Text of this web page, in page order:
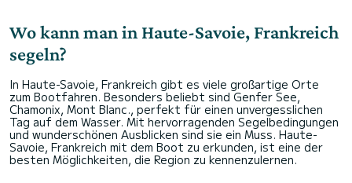
Wo kann man in Haute-Savoie, Frankreich
segeln?
In Haute-Savoie, Frankreich gibt es viele großartige Orte
zum Bootfahren. Besonders beliebt sind Genfer See,
Chamonix, Mont Blanc., perfekt für einen unvergesslichen
Tag auf dem Wasser. Mit hervorragenden Segelbedingungen
und wunderschönen Ausblicken sind sie ein Muss. Haute-
Savoie, Frankreich mit dem Boot zu erkunden, ist eine der
besten Möglichkeiten, die Region zu kennenzulernen.